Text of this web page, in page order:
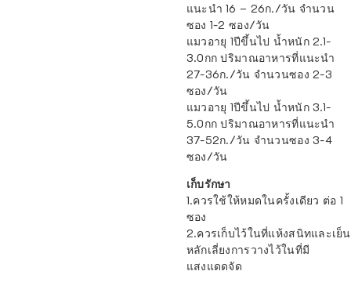
แนะนำ 16 – 26ก./วัน จำนวน
ซอง 1-2 ซอง/วัน
แมวอายุ 1ปีขึ้นไป น้ำหนัก 2.1-
3.0กก ปริมาณอาหารที่แนะนำ
27-36ก./วัน จำนวนซอง 2-3
ซอง/วัน
แมวอายุ 1ปีขึ้นไป น้ำหนัก 3.1-
5.0กก ปริมาณอาหารที่แนะนำ
37-52ก./วัน จำนวนซอง 3-4
ซอง/วัน
เก็บรักษา
1.ควรใช้ให้หมดในครั้งเดียว ต่อ 1
ซอง
2.ควรเก็บไว้ในที่แห้งสนิทและเย็น
หลักเลี่ยงการวางไว้ในที่มี
แสงแดดจัด